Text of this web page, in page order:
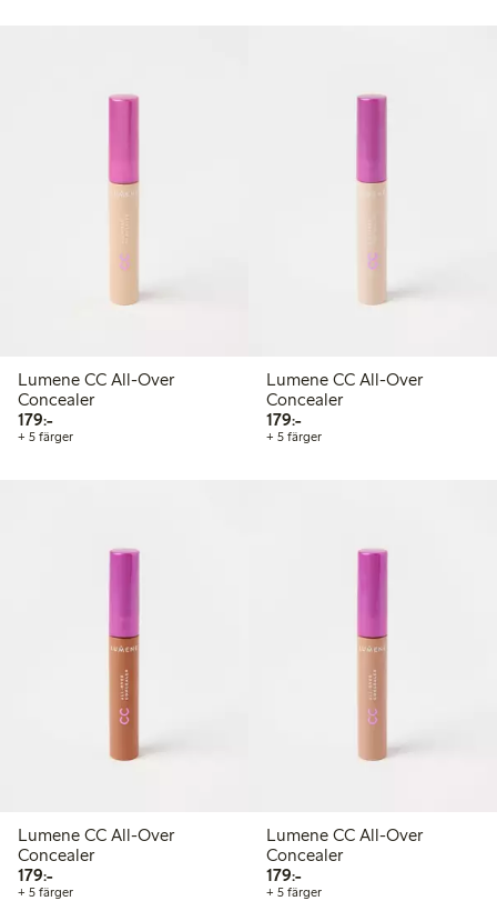
Lumene CC All-Over
Concealer
179:-179,00 kr
+ 5 färger
Lumene CC All-Over
Concealer
179:-179,00 kr
+ 5 färger
Lumene CC All-Over
Concealer
179:-179,00 kr
+ 5 färger
Lumene CC All-Over
Concealer
179:-179,00 kr
+ 5 färger